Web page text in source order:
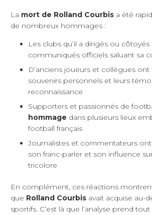
La mort de Rolland Courbis a été
de nombreux hommages :
Les clubs qu’il a dirigés ou
communiqués officiels saluant sa
D’anciens joueurs et collègues
souvenirs personnels et leurs
reconnaissance
Supporters et passionnés de
hommage dans plusieurs lieux
football français
Journalistes et commentateurs ont
son franc-parler et son influence
tricolore
En complément, ces réactions
que Rolland Courbis avait acquise au-
sportifs. C’est là que l’analyse prend